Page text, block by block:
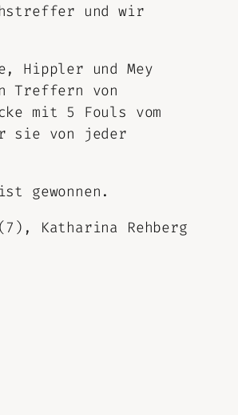
und wir
Hippler und Mey
Treffern von
mit 5 Fouls vom
sie von jeder
gewonnen.
Katharina Rehberg